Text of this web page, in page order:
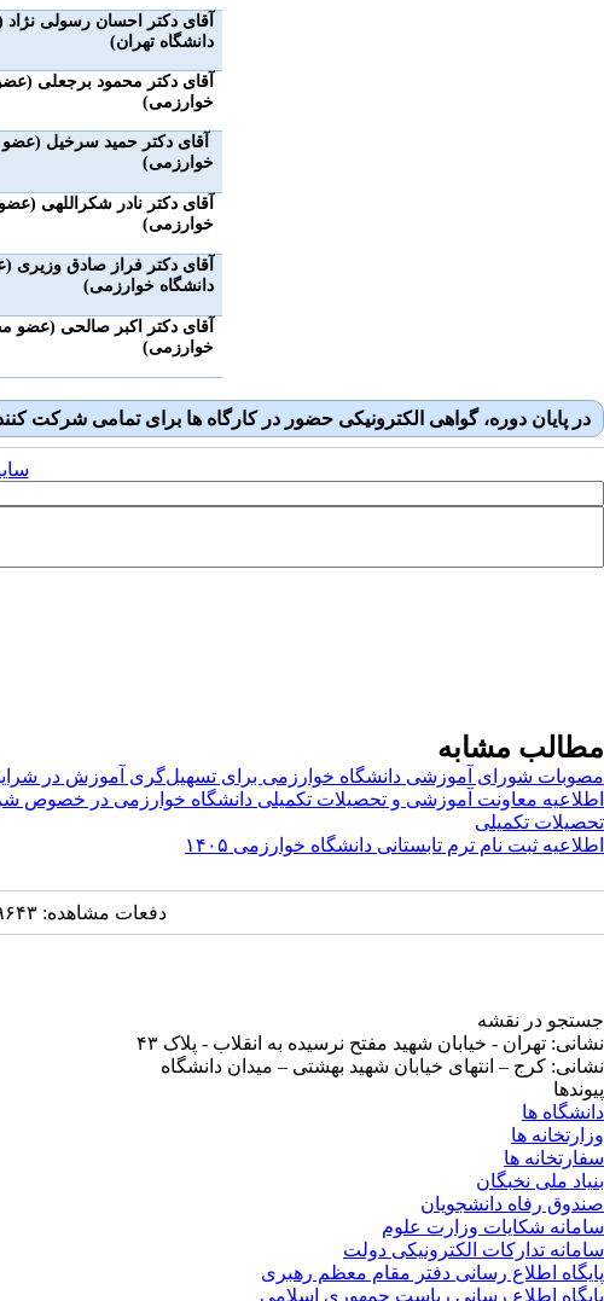
آقای دکتر احسان رسولی
دانشگاه تهران)
آقای دکتر محمود برجعلی
خوارزمی)
آقای دکتر حمید سرخیل
خوارزمی)
آقای دکتر نادر شکراللهی
خوارزمی)
آقای دکتر فراز صادق
دانشگاه خوارزمی)
آقای دکتر اکبر صالحی (عضو
خوارزمی)
در پایان دوره، گواهی الکترونیکی حضور در کارگاه ها برای تمامی شرکت
مطالب مشابه
مصوبات شورای آموزشی دانشگاه خوارزمی برای تسهیل‌گری آموزش در
اطلاعیه معاونت آموزشی و تحصیلات تکمیلی دانشگاه خوارزمی در خصوص
تحصیلات تکمیلی
اطلاعیه ثبت نام ترم تابستانی دانشگاه خوارزمی ۱۴۰۵
دفعات مشاهده: ۱۹۶۴۳ بار |
جستجو در نقشه
نشانی: تهران - خیابان شهید مفتح نرسیده به انقلاب - پلاک ۴۳
نشانی: کرج – انتهای خیابان شهید بهشتی – میدان دانشگاه
پیوندها
دانشگاه ها
وزارتخانه ها
سفارتخانه ها
بنیاد ملی نخبگان
صندوق رفاه دانشجویان
سامانه شکایات وزارت علوم
سامانه تدارکات الکترونیکی دولت
پایگاه اطلاع رسانی دفتر مقام معظم رهبری
پایگاه اطلاع رسانی ریاست جمهوری اسلامی